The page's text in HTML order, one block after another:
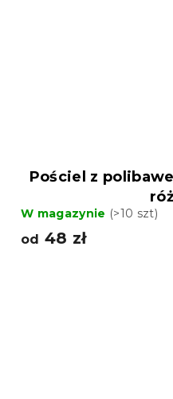
Pościel z
W magazynie (>10 szt)
od 48 zł